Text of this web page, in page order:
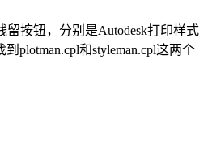
按钮，分别是Autodesk打印样式
plotman.cpl和styleman.cpl这两个